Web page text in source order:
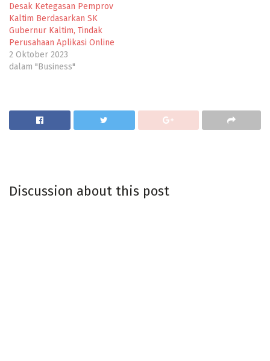
Desak Ketegasan Pemprov
Kaltim Berdasarkan SK
Gubernur Kaltim, Tindak
Perusahaan Aplikasi Online
2 Oktober 2023
dalam "Business"
Discussion about this post